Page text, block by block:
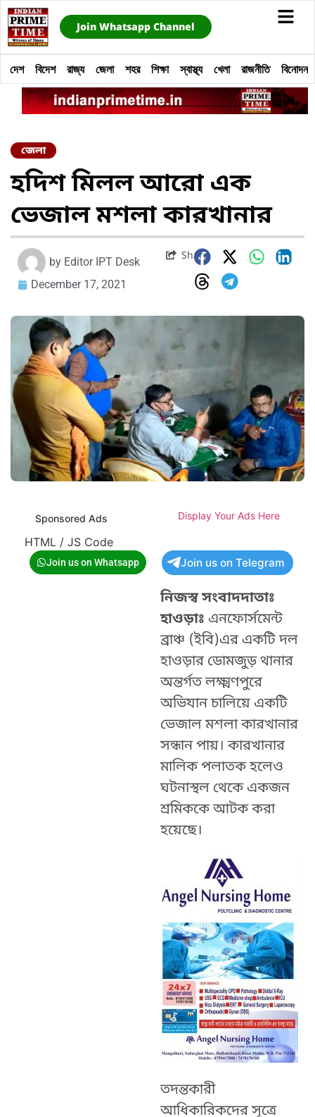
Join Whatsapp Channel
দেশ বিদেশ রাজ্য জেলা শহর শিক্ষা স্বাস্থ্য খেলা রাজনীতি বিনোদন
জেলা
হদিশ মিলল আরো এক
ভেজাল মশলা কারখানার
by Editor IPT Desk
December 17, 2021
Share
Sponsored Ads Display Your Ads Here
HTML / JS Code
Join us on Whatsapp Join us on Telegram
নিজস্ব সংবাদদাতাঃ
হাওড়াঃ এনফোর্সমেন্ট
ব্রাঞ্চ (ইবি)এর একটি দল
হাওড়ার ডোমজুড় থানার
অন্তর্গত লক্ষ্মণপুরে
অভিযান চালিয়ে একটি
ভেজাল মশলা কারখানার
সন্ধান পায়। কারখানার
মালিক পলাতক হলেও
ঘটনাস্থল থেকে একজন
শ্রমিককে আটক করা
হয়েছে।
তদন্তকারী
আধিকারিকদের সূত্রে